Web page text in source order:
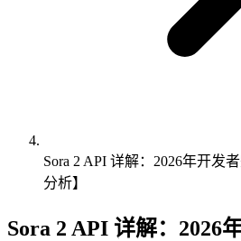
Sora 2 API 详解：2026年开发
分析】
Sora 2 API 详解：2026